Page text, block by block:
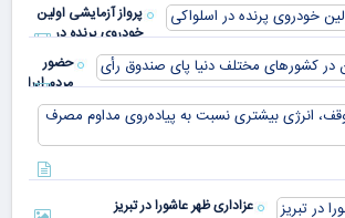
پرواز آزمایشی اولین
خودروی پرنده در
اسلواکی
حضور
مردم ایران
در
کشورهای
مختلف
دنیا پای
صندوق
عزاداری ظهر عاشورا در تبریز